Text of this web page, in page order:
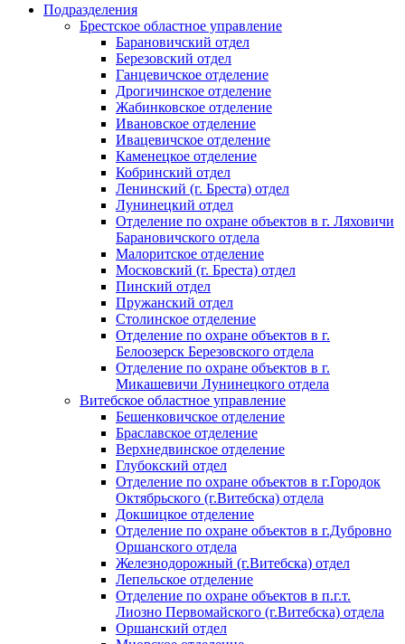
Подразделения
Брестское областное управление
Барановичский отдел
Березовский отдел
Ганцевичское отделение
Дрогичинское отделение
Жабинковское отделение
Ивановское отделение
Ивацевичское отделение
Каменецкое отделение
Кобринский отдел
Ленинский (г. Бреста) отдел
Лунинецкий отдел
Отделение по охране объектов в г. Ляховичи
Барановичского отдела
Малоритское отделение
Московский (г. Бреста) отдел
Пинский отдел
Пружанский отдел
Столинское отделение
Отделение по охране объектов в г.
Белоозерск Березовского отдела
Отделение по охране объектов в г.
Микашевичи Лунинецкого отдела
Витебское областное управление
Бешенковичское отделение
Браславское отделение
Верхнедвинское отделение
Глубокский отдел
Отделение по охране объектов в г.Городок
Октябрьского (г.Витебска) отдела
Докшицкое отделение
Отделение по охране объектов в г.Дубровно
Оршанского отдела
Железнодорожный (г.Витебска) отдел
Лепельское отделение
Отделение по охране объектов в п.г.т.
Лиозно Первомайского (г.Витебска) отдела
Оршанский отдел